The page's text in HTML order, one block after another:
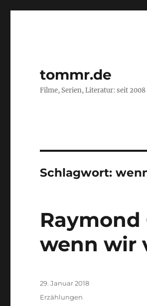
tommr.de
Filme, Serien, Literatur: seit 2008
Schlagwort:
Raymond
wenn wir
Veröffentlicht
29. Januar 2018
Kategorien
Erzählungen